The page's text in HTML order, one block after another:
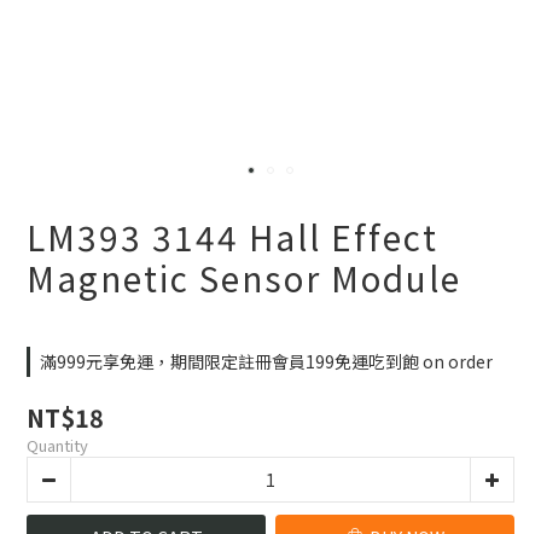
LM393 3144 Hall Effect
Magnetic Sensor Module
滿999元享免運，期間限定註冊會員199免運吃到飽 on order
NT$18
Quantity